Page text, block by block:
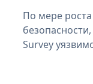
По мере
Survey